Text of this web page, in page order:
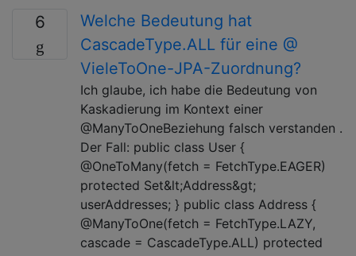
6
Welche Bedeutung hat
CascadeType.ALL für eine @
VieleToOne-JPA-Zuordnung?
Ich glaube, ich habe die Bedeutung von
Kaskadierung im Kontext einer
@ManyToOneBeziehung falsch verstanden .
Der Fall: public class User {
@OneToMany(fetch = FetchType.EAGER)
protected Set&lt;Address&gt;
userAddresses; } public class Address {
@ManyToOne(fetch = FetchType.LAZY,
cascade = CascadeType.ALL) protected